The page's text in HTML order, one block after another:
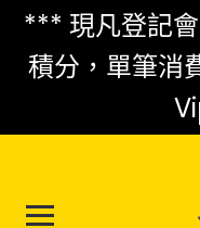
*** 現凡登記
積分，單筆消